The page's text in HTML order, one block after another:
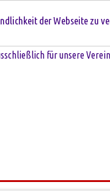
der Webseite zu
für unsere